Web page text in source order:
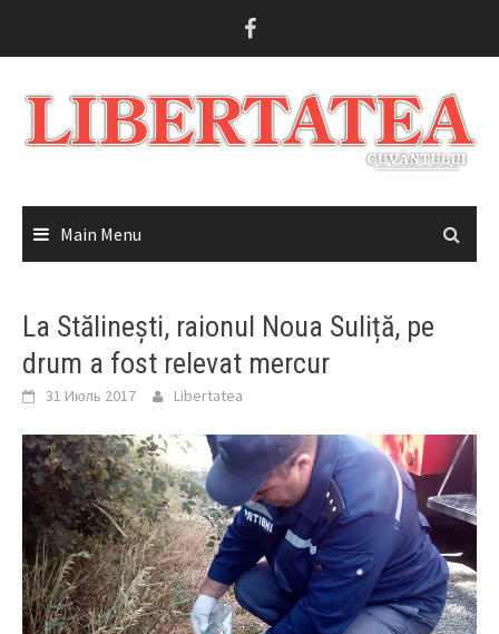
Main Menu
La Stălinești, raionul Noua Suliță, pe
drum a fost relevat mercur
31 Июль 2017 Libertatea